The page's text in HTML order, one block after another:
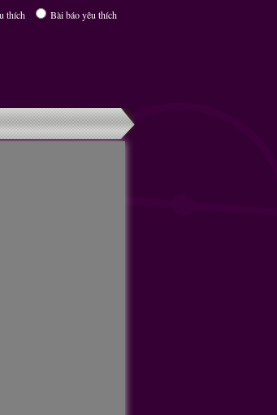
thích Bài báo yêu thích